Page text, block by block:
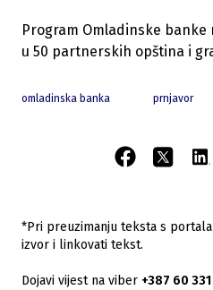
Program Omladinske banke
u 50 partnerskih opština i
omladinska banka prnjavor
*Pri preuzimanju teksta s
izvor i linkovati tekst.
Dojavi vijest na viber +387 60